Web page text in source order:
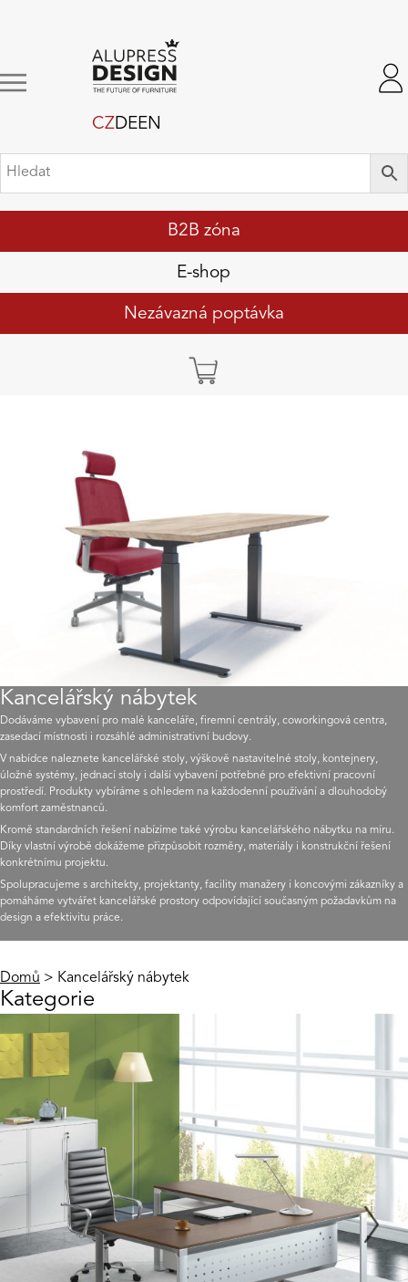
B2B zóna
E-shop
Nezávazná poptávka
CZDEEN
Kancelářský nábytek
Dodáváme vybavení pro malé kanceláře, firemní centrály, coworkingová centra,
zasedací místnosti i rozsáhlé administrativní budovy.
V nabídce naleznete kancelářské stoly, výškově nastavitelné stoly, kontejnery,
úložné systémy, jednací stoly i další vybavení potřebné pro efektivní pracovní
prostředí. Produkty vybíráme s ohledem na každodenní používání a dlouhodobý
komfort zaměstnanců.
Kromě standardních řešení nabízíme také výrobu kancelářského nábytku na míru.
Díky vlastní výrobě dokážeme přizpůsobit rozměry, materiály i konstrukční řešení
konkrétnímu projektu.
Spolupracujeme s architekty, projektanty, facility manažery i koncovými zákazníky a
pomáháme vytvářet kancelářské prostory odpovídající současným požadavkům na
design a efektivitu práce.
Domů > Kancelářský nábytek
Kategorie